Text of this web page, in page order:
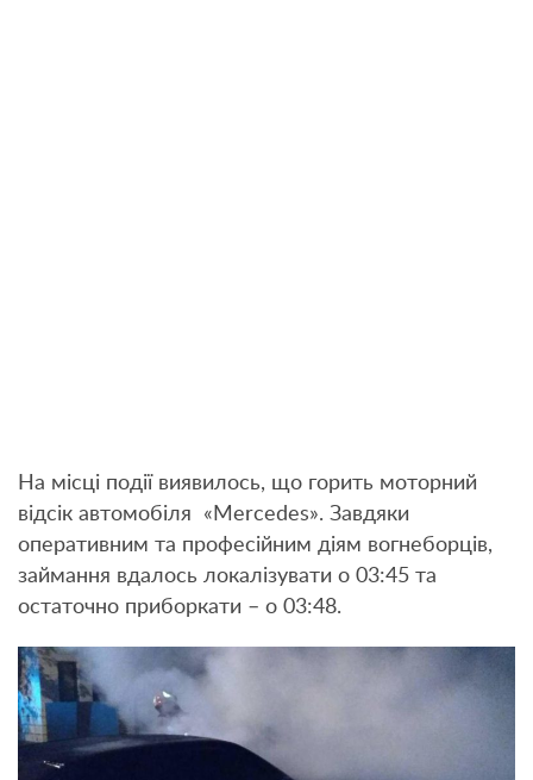
На місці події виявилось, що горить моторний
відсік автомобіля «Mercedes». Завдяки
оперативним та професійним діям вогнеборців,
займання вдалось локалізувати о 03:45 та
остаточно приборкати – о 03:48.